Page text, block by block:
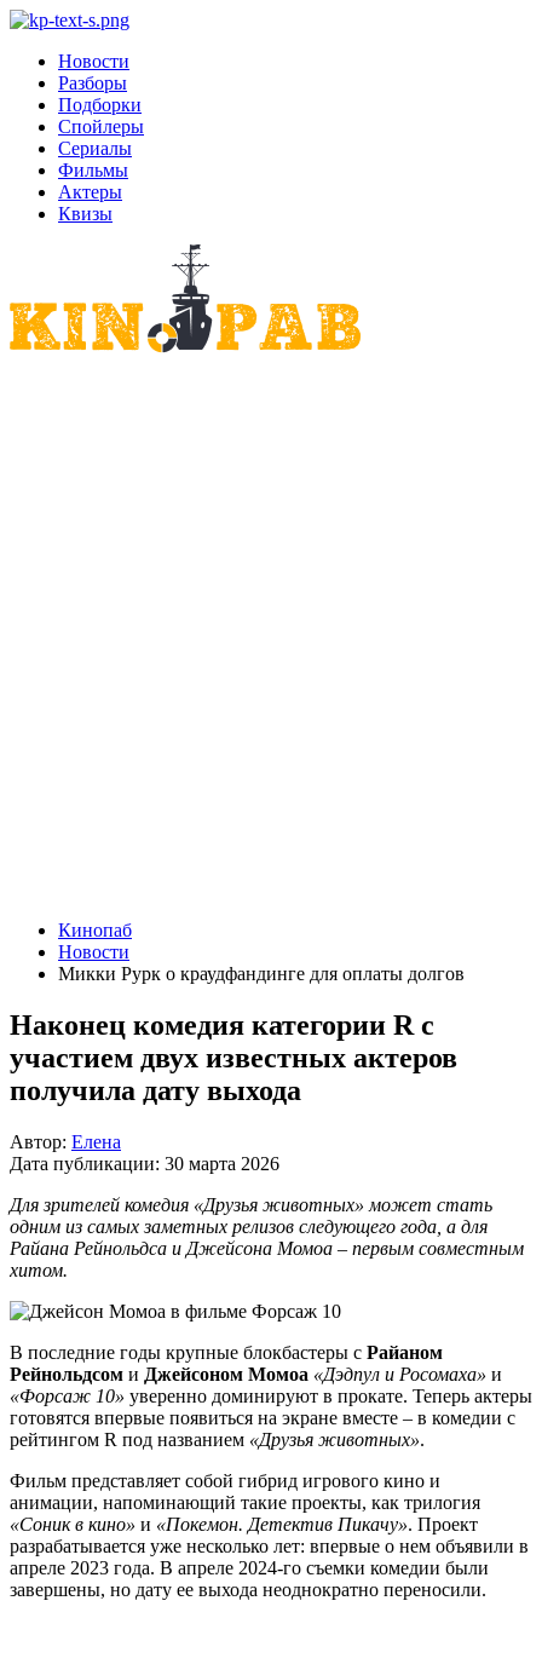
Новости
Разборы
Подборки
Спойлеры
Сериалы
Фильмы
Актеры
Квизы
Кинопаб
Новости
Микки Рурк о краудфандинге для оплаты долгов
Наконец комедия категории R с
участием двух известных актеров
получила дату выхода
Автор: Елена
Дата публикации: 30 марта 2026
Для зрителей комедия «Друзья животных» может стать
одним из самых заметных релизов следующего года, а для
Райана Рейнольдса и Джейсона Момоа – первым совместным
хитом.
В последние годы крупные блокбастеры с Райаном
Рейнольдсом и Джейсоном Момоа «Дэдпул и Росомаха» и
«Форсаж 10» уверенно доминируют в прокате. Теперь актеры
готовятся впервые появиться на экране вместе – в комедии с
рейтингом R под названием «Друзья животных».
Фильм представляет собой гибрид игрового кино и
анимации, напоминающий такие проекты, как трилогия
«Соник в кино» и «Покемон. Детектив Пикачу». Проект
разрабатывается уже несколько лет: впервые о нем объявили в
апреле 2023 года. В апреле 2024-го съемки комедии были
завершены, но дату ее выхода неоднократно переносили.